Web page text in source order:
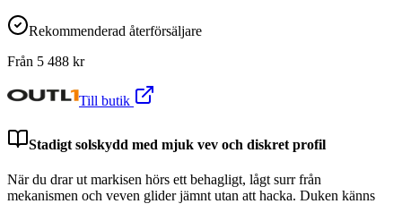
Rekommenderad återförsäljare
Från 5 488 kr
Till butik
Stadigt solskydd med mjuk vev och diskret profil
När du drar ut markisen hörs ett behagligt, lågt surr från
mekanismen och veven glider jämnt utan att hacka. Duken känns